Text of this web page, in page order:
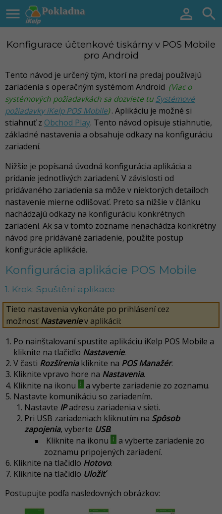
Pokladna
  
Konfigurace účtenkové tiskárny v POS Mobile
pro Android
Tento návod je určený tým, ktorí na predaj používajú
zariadenia s operačným systémom Android (Viac o
systémových požiadavkách sa dozviete tu Systémové
požiadavky iKelp POS Mobile). Aplikáciu je možné si
stiahnuť z Obchod Play. Tento návod opisuje stiahnutie,
základné nastavenia a obsahuje odkazy na konfiguráciu
zariadení.
Nižšie je popísaná úvodná konfigurácia aplikácia a
pridanie jednotlivých zariadení. V závislosti od
pridávaného zariadenia sa môže v niektorých detailoch
nastavenie mierne odlišovať. Preto sa nižšie v článku
nachádzajú odkazy na konfiguráciu konkrétnych
zariadení. Ak sa v tomto zozname nenachádza konkrétny
návod pre pridávané zariadenie, použite postup
konfigurácie aplikácie.
Konfigurácia aplikácie POS Mobile
1. Krok: Spuštění aplikace
Tieto nastavenia vykonáte po prihlásení cez
možnosťNastaveniev aplikácii:
Po nainštalovaní spustite aplikáciu iKelp POS Mobile a
kliknite na tlačidlo Nastavenie.
V časti Rozšíreniakliknite na POS Manažér.
Kliknite vpravo hore na Nastavenia.
Kliknite na ikonu
a vyberte zariadenie zo zoznamu.
Nastavte komunikáciu so zariadením.
Nastavte IPadresu zariadenia v sieti.
Pri USB zariadeniach kliknutím na Spôsob
zapojenia, vyberte USB.
Kliknite na ikonu
a vyberte zariadenie zo
zoznamu pripojených zariadení.
Kliknite na tlačidlo Hotovo.
Kliknite na tlačidlo Uložiť.
Postupujte podľa nasledovných obrázkov: